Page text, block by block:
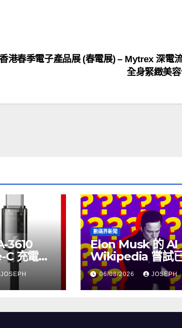
港春季電子產品展 (春電展) – Mytrex 深電
全身緊緻美
3610
充電線
價
JOSEPH
數碼界新聞
Elon Musk 的 AI
Wikipedia 嘗試
個月沒有更新了
06/08/2026 JOSEPH